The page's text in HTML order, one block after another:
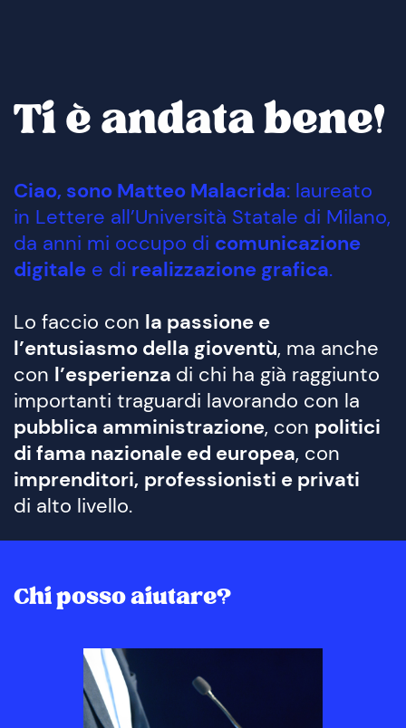
Ti è andata bene!
Ciao, sono Matteo Malacrida: laureato
in Lettere all’Università Statale di Milano,
da anni mi occupo di comunicazione
digitalee di realizzazione grafica.
Lo faccio con la passione e
l’entusiasmo della gioventù, ma anche
con l’esperienza di chi ha già raggiunto
importanti traguardi lavorando con la
pubblica amministrazione, con politici
di fama nazionale ed europea, con
imprenditori, professionisti e privati
di alto livello.
Chi posso aiutare?